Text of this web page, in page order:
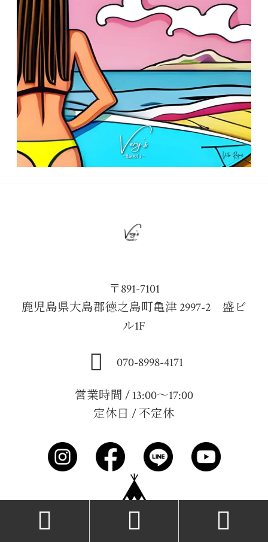
〒891-7101
鹿児島県大島郡徳之島町亀津 2997-2 盛ビ
ル1F
070-8998-4171
営業時間 / 13:00～17:00
定休日 / 不定休
  